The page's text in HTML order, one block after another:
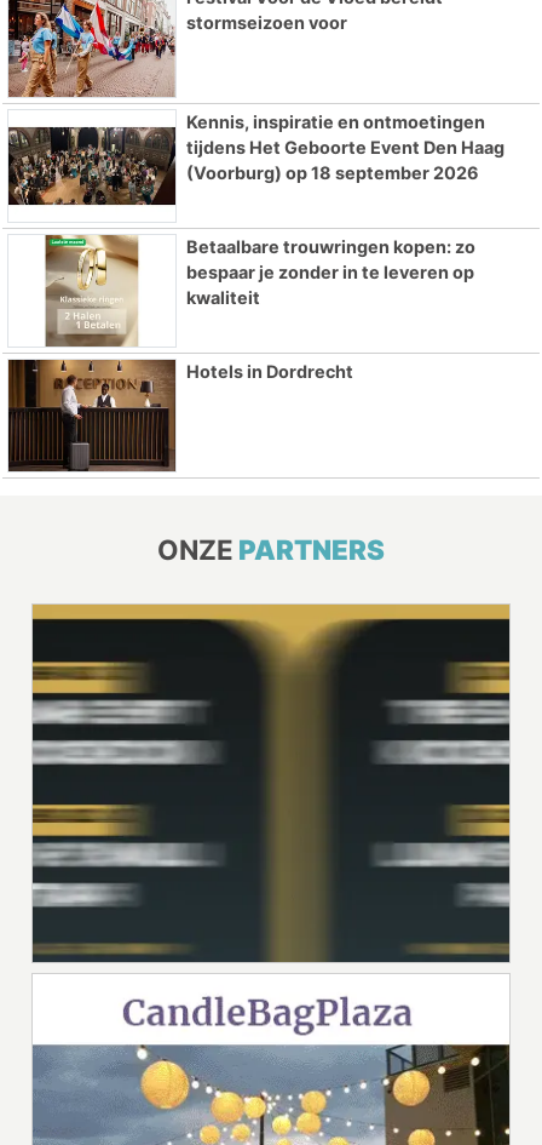
stormseizoen voor
Kennis, inspiratie en ontmoetingen
tijdens Het Geboorte Event Den Haag
(Voorburg) op 18 september 2026
Betaalbare trouwringen kopen: zo
bespaar je zonder in te leveren op
kwaliteit
Hotels in Dordrecht
ONZE PARTNERS